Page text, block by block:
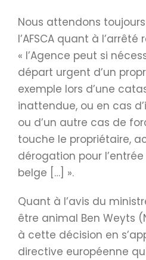
Nous attendons
l’AFSCA quant à
« l’Agence peut si
départ urgent d’un
exemple lors d’une
inattendue, ou en cas
ou d’un autre cas de
touche le propriétaire,
dérogation pour
belge […] ».
Quant à l’avis du
être animal Ben Weyts
à cette décision en
directive européenne